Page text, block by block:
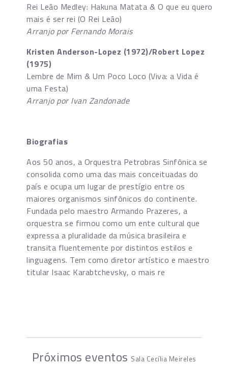
Rei Leão Medley: Hakuna Matata & O que eu quero
mais é ser rei (O Rei Leão)
Arranjo por Fernando Morais
Kristen Anderson-Lopez (1972)/Robert Lopez
(1975)
Lembre de Mim & Um Poco Loco (Viva: a Vida é
uma Festa)
Arranjo por Ivan Zandonade
Biografias
Aos 50 anos, a Orquestra Petrobras Sinfônica se
consolida como uma das mais conceituadas do
país e ocupa um lugar de prestígio entre os
maiores organismos sinfônicos do continente.
Fundada pelo maestro Armando Prazeres, a
orquestra se firmou como um ente cultural que
expressa a pluralidade da música brasileira e
transita fluentemente por distintos estilos e
linguagens. Tem como diretor artístico e maestro
titular Isaac Karabtchevsky, o mais re
Próximos eventos Sala Cecília Meireles